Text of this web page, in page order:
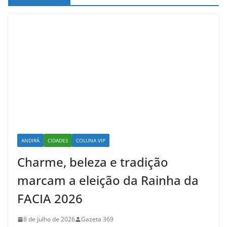
ANDIRÁ CIDADES COLUNA VIP
Charme, beleza e tradição
marcam a eleição da Rainha da
FACIA 2026
8 de julho de 2026 Gazeta 369